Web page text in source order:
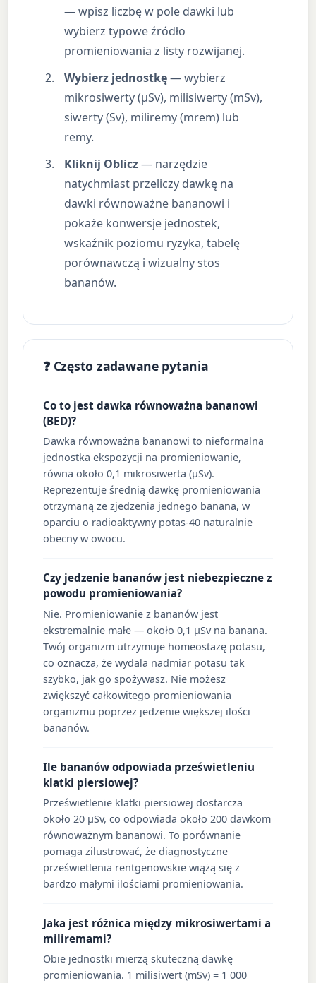
— wpisz liczbę w pole dawki lub
wybierz typowe źródło
promieniowania z listy rozwijanej.
Wybierz jednostkę— wybierz
mikrosiwerty (µSv), milisiwerty (mSv),
siwerty (Sv), miliremy (mrem) lub
remy.
Kliknij Oblicz— narzędzie
natychmiast przeliczy dawkę na
dawki równoważne bananowi i
pokaże konwersje jednostek,
wskaźnik poziomu ryzyka, tabelę
porównawczą i wizualny stos
bananów.
❓ Często zadawane pytania
Co to jest dawka równoważna bananowi
(BED)?
Dawka równoważna bananowi to nieformalna
jednostka ekspozycji na promieniowanie,
równa około 0,1 mikrosiwerta (µSv).
Reprezentuje średnią dawkę promieniowania
otrzymaną ze zjedzenia jednego banana, w
oparciu o radioaktywny potas-40 naturalnie
obecny w owocu.
Czy jedzenie bananów jest niebezpieczne z
powodu promieniowania?
Nie. Promieniowanie z bananów jest
ekstremalnie małe — około 0,1 µSv na banana.
Twój organizm utrzymuje homeostazę potasu,
co oznacza, że wydala nadmiar potasu tak
szybko, jak go spożywasz. Nie możesz
zwiększyć całkowitego promieniowania
organizmu poprzez jedzenie większej ilości
bananów.
Ile bananów odpowiada prześwietleniu
klatki piersiowej?
Prześwietlenie klatki piersiowej dostarcza
około 20 µSv, co odpowiada około 200 dawkom
równoważnym bananowi. To porównanie
pomaga zilustrować, że diagnostyczne
prześwietlenia rentgenowskie wiążą się z
bardzo małymi ilościami promieniowania.
Jaka jest różnica między mikrosiwertami a
miliremami?
Obie jednostki mierzą skuteczną dawkę
promieniowania. 1 milisiwert (mSv) = 1 000